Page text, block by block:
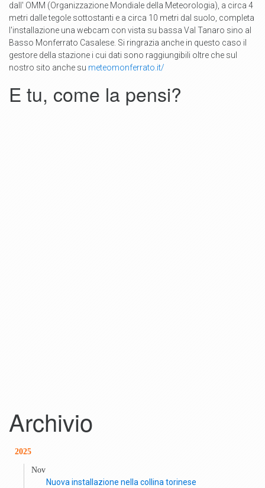
dall' OMM (Organizzazione Mondiale della Meteorologia), a circa 4
metri dalle tegole sottostanti e a circa 10 metri dal suolo, completa
l'installazione una webcam con vista su bassa Val Tanaro sino al
Basso Monferrato Casalese. Si ringrazia anche in questo caso il
gestore della stazione i cui dati sono raggiungibili oltre che sul
nostro sito anche su meteomonferrato.it/
E tu, come la pensi?
Archivio
2025
Nov
Nuova installazione nella collina torinese